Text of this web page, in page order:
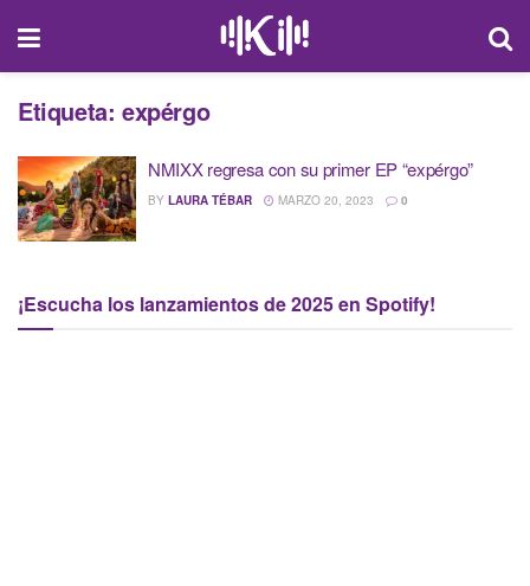
Etiqueta: expérgo
NMIXX regresa con su primer EP “expérgo”
BY LAURA TÉBAR MARZO 20, 2023 0
¡Escucha los lanzamientos de 2025 en Spotify!